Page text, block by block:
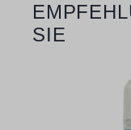
Produktgalerie
SIE